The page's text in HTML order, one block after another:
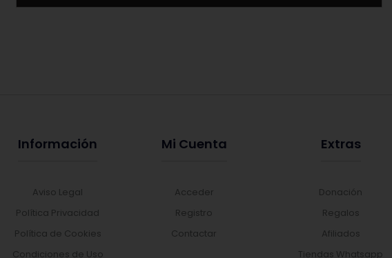
Información
Aviso Legal
Política Privacidad
Política de Cookies
Condiciones de Uso
Mi Cuenta
Acceder
Registro
Contactar
Extras
Donación
Regalos
Afiliados
Tiendas Whatsapp